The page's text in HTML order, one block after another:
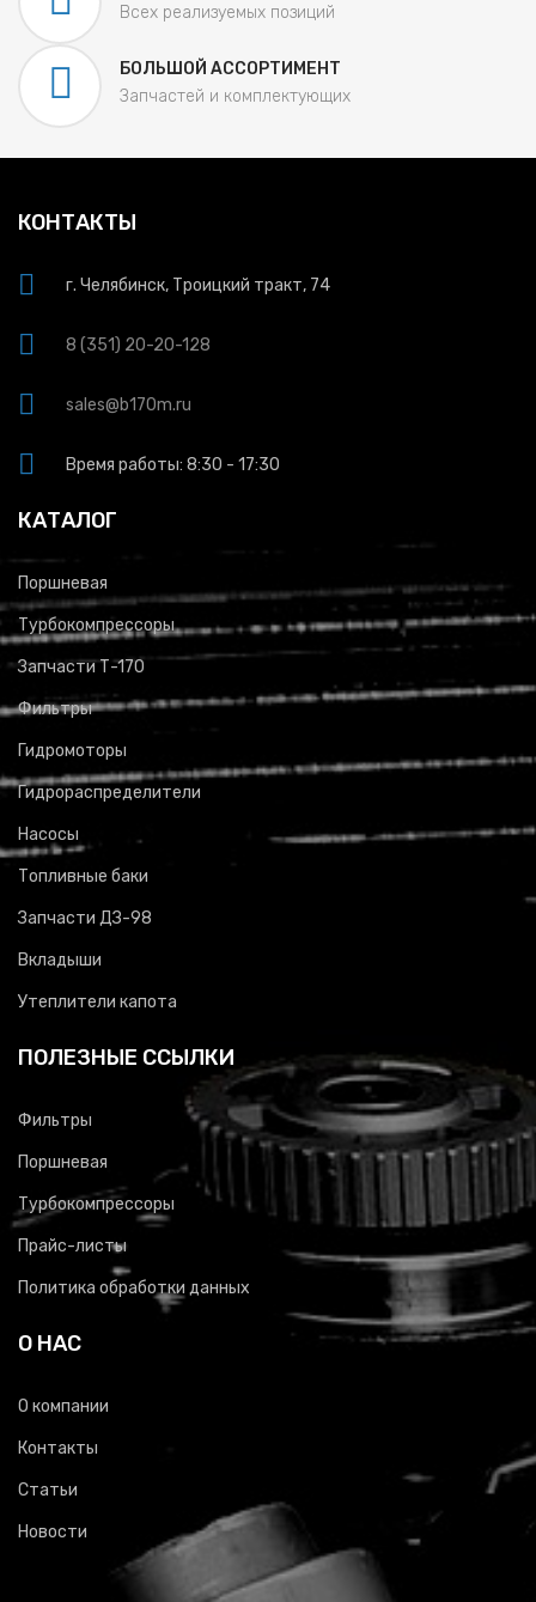
Всех реализуемых позиций
БОЛЬШОЙ АССОРТИМЕНТ
Запчастей и комплектующих
КОНТАКТЫ
г. Челябинск, Троицкий тракт, 74
8 (351) 20-20-128
sales@b170m.ru
Время работы: 8:30 - 17:30
КАТАЛОГ
Поршневая
Турбокомпрессоры
Запчасти Т-170
Фильтры
Гидромоторы
Гидрораспределители
Насосы
Топливные баки
Запчасти ДЗ-98
Вкладыши
Утеплители капота
ПОЛЕЗНЫЕ ССЫЛКИ
Фильтры
Поршневая
Турбокомпрессоры
Прайс-листы
Политика обработки данных
О НАС
О компании
Контакты
Статьи
Новости